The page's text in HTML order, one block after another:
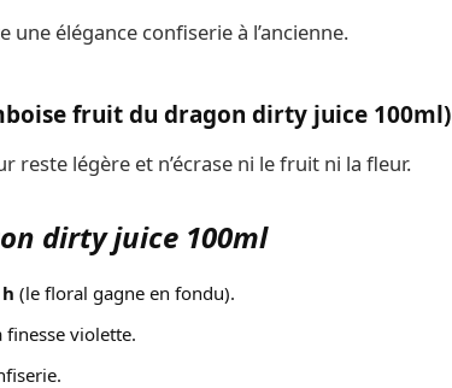
élégance confiserie à l’ancienne.
fruit du dragon dirty juice 100ml)
légère et n’écrase ni le fruit ni la fleur.
dirty juice 100ml
(le floral gagne en fondu).
finesse violette.